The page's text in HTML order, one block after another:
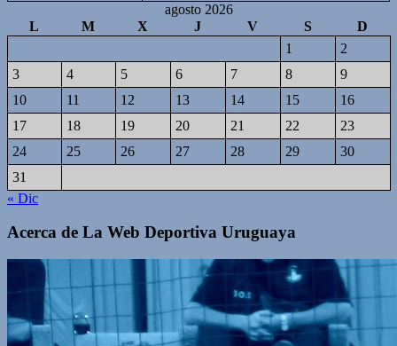
agosto 2026
L
M X J V S
D
1
2
3
4 5 6 7 8
9
10
11 12 13 14 15
16
17
18 19 20 21 22
23
24
25 26 27 28 29
30
31
« Dic
Acerca de La Web Deportiva Uruguaya